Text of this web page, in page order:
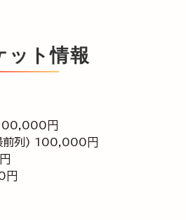
ット情報
円
前列) 100,000円
円